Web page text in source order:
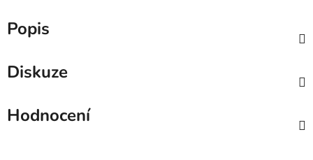
Popis
Diskuze
Hodnocení